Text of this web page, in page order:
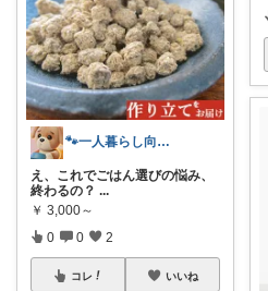
🐾一人暮らし向け｜ペットグッズ
え、これでごはん選びの悩み、
終わるの？ ...
￥ 3,000～
0 0 2
コレ いいね